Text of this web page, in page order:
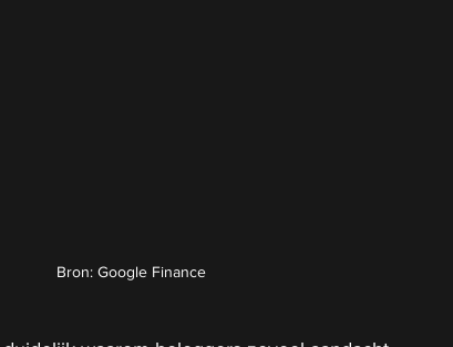
Bron: Google Finance